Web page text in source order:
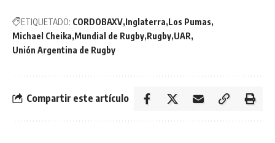
ETIQUETADO: CORDOBAXV Inglaterra Los Pumas
Michael Cheika Mundial de Rugby Rugby UAR
Unión Argentina de Rugby
Compartir este artículo